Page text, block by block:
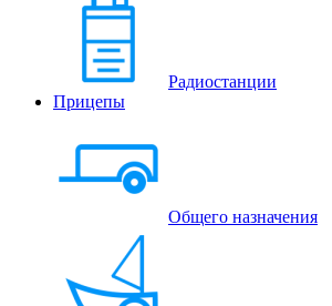
Радиостанции
Прицепы
Общего назначения